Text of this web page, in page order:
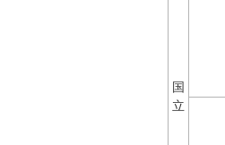
国
立